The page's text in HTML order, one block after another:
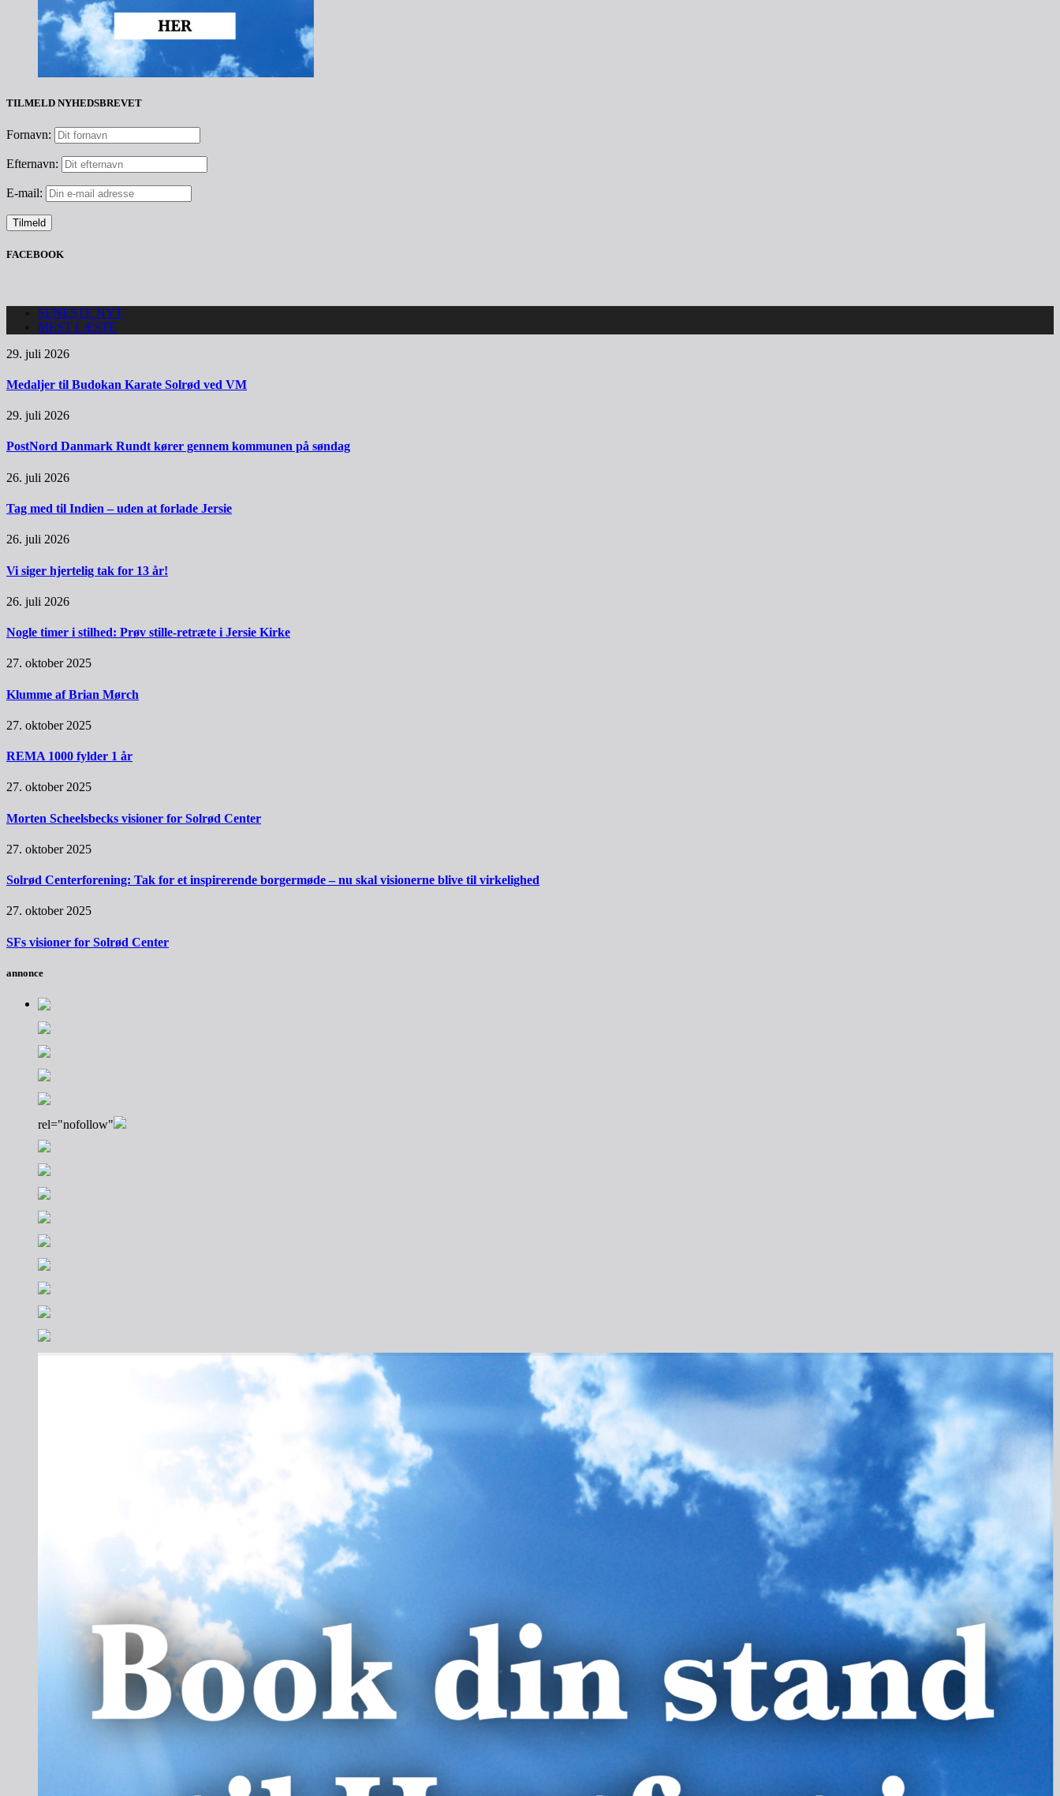
TILMELD NYHEDSBREVET
Fornavn:
Efternavn:
E-mail:
FACEBOOK
SENESTE NYT
MEST LÆSTE
29. juli 2026
Medaljer til Budokan Karate Solrød ved VM
29. juli 2026
PostNord Danmark Rundt kører gennem kommunen på søndag
26. juli 2026
Tag med til Indien – uden at forlade Jersie
26. juli 2026
Vi siger hjertelig tak for 13 år!
26. juli 2026
Nogle timer i stilhed: Prøv stille-retræte i Jersie Kirke
27. oktober 2025
Klumme af Brian Mørch
27. oktober 2025
REMA 1000 fylder 1 år
27. oktober 2025
Morten Scheelsbecks visioner for Solrød Center
27. oktober 2025
Solrød Centerforening: Tak for et inspirerende borgermøde – nu skal visionerne blive til virkelighed
27. oktober 2025
SFs visioner for Solrød Center
annonce
rel="nofollow"